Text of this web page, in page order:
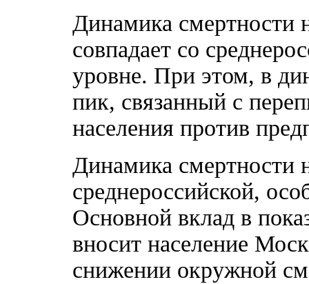
Динамика смертности
совпадает со
уровне. При этом, в
пик, связанный с
населения против
Динамика смертности
среднероссийской,
Основной вклад в
вносит население
снижении окружной